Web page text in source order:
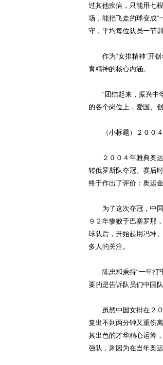
过其他疾病，只能用七
场，能把飞走的球变成“
守，平均每位队员一节
作为“女排精神”开创
育精神的核心内涵。
“团结起来，振兴中华
的各个岗位上，爱国、
（小标题）２００４
２００４年雅典奥运
转俄罗斯队夺冠。赛后
终于作出了评价：奥运
为了这次夺冠，中国
９２年惨败于巴塞罗那
球队后，开始起用冯坤
多人的关注。
陈忠和秉持“一年打牢
要的是告诉队员们中国
虽然中国女排在２０
复出不到两分钟又重伤
其出色的才华精心运筹
强队，则因为在当年奥